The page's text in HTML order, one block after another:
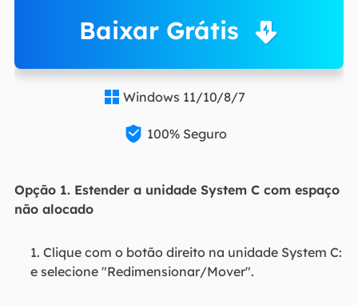
Baixar Grátis
 Windows 11/10/8/7
 100% Seguro
Opção 1. Estender a unidade System C com espaço
não alocado
1. Clique com o botão direito na unidade System C:
e selecione "Redimensionar/Mover".